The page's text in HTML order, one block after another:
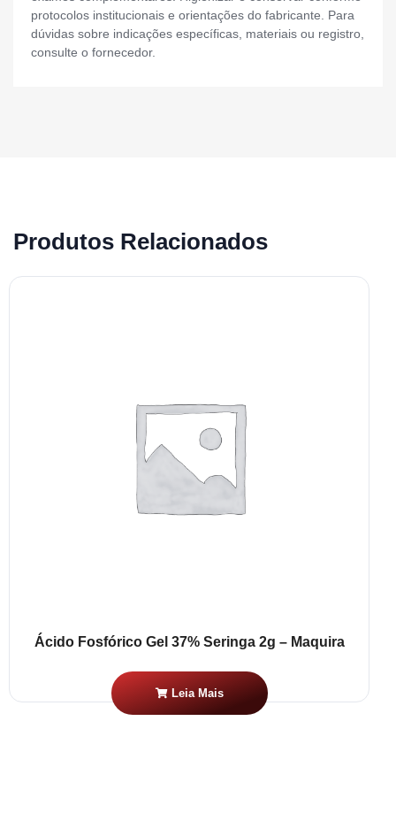
protocolos institucionais e orientações do fabricante. Para
dúvidas sobre indicações específicas, materiais ou registro,
consulte o fornecedor.
Produtos Relacionados
Ácido Fosfórico Gel 37% Seringa 2g – Maquira
Leia Mais